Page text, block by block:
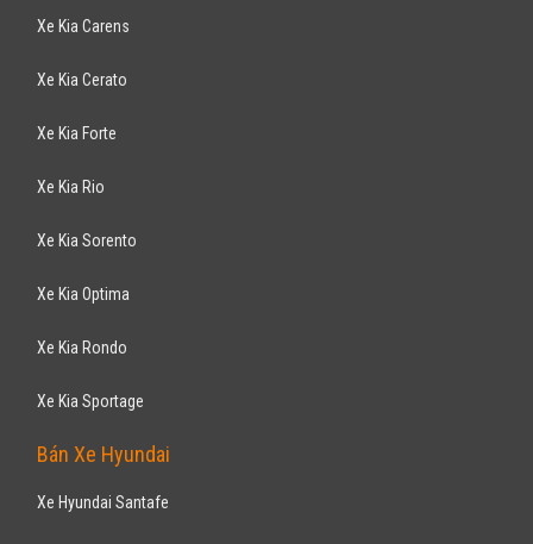
Xe Kia Carens
Xe Kia Cerato
Xe Kia Forte
Xe Kia Rio
Xe Kia Sorento
Xe Kia Optima
Xe Kia Rondo
Xe Kia Sportage
Bán Xe Hyundai
Xe Hyundai Santafe